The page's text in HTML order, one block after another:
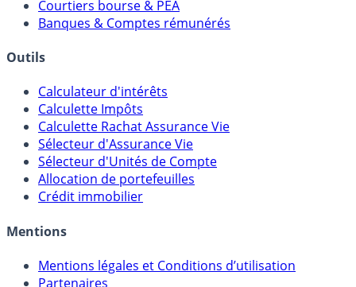
Meilleurs PER
Banques & Comptes rémunérés
Outils
Calculateur d'intérêts
Calculette Impôts
Calculette Rachat Assurance Vie
Sélecteur d'Assurance Vie
Sélecteur d'Unités de Compte
Crédit immobilier
Mentions